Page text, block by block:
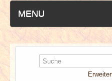
MENU
NEUESTE ARTIKEL